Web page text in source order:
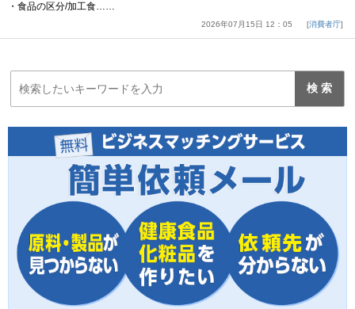
・食品の区分/加工食……
2026年07月15日 12：05 消費者庁